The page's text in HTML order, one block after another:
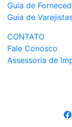
Guia de
Guia de
CONTATO
Fale Conosco
Assessoria de